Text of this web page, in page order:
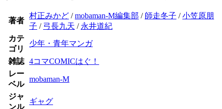
著者
村正みかど /mobaman-M編集部 / 師走冬子 /小笠原朋
子 / 弓長九天 / 永井道紀
カテ
ゴリ
少年・青年マンガ
雑誌 4コマCOMICはぐ！
レー
ベル
mobaman-M
ジャ
ンル
ギャグ